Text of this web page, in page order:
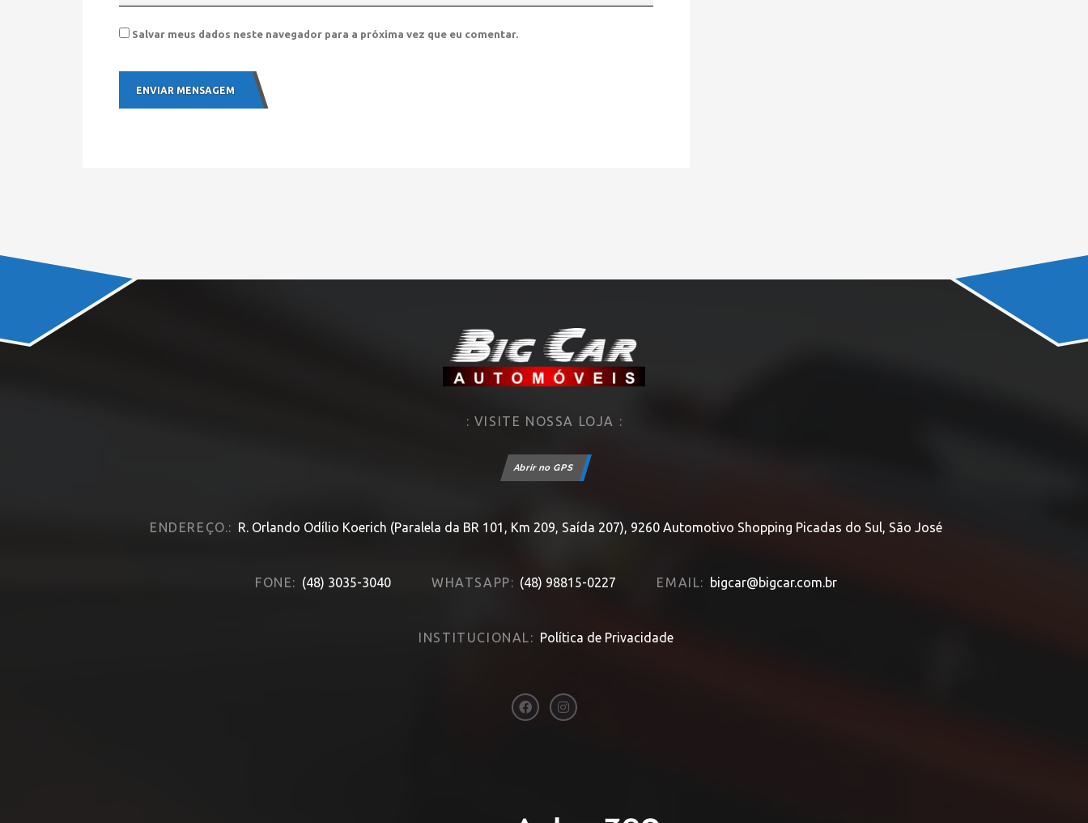
Salvar meus dados neste navegador para a próxima vez que eu comentar.
ENVIAR MENSAGEM
: VISITE NOSSA LOJA :
Abrir no GPS
ENDEREÇO.: R. Orlando Odílio Koerich (Paralela da BR 101, Km 209, Saída 207), 9260 Automotivo Shopping Picadas do Sul, São José
FONE: (48) 3035-3040 WHATSAPP: (48) 98815-0227 EMAIL: bigcar@bigcar.com.br
INSTITUCIONAL: Política de Privacidade